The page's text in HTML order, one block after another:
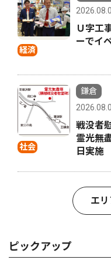
経済
Ｕ字工
ーでイ
社会
鎌倉
戦没者
霊光無
日実施
エ
ピックアップ